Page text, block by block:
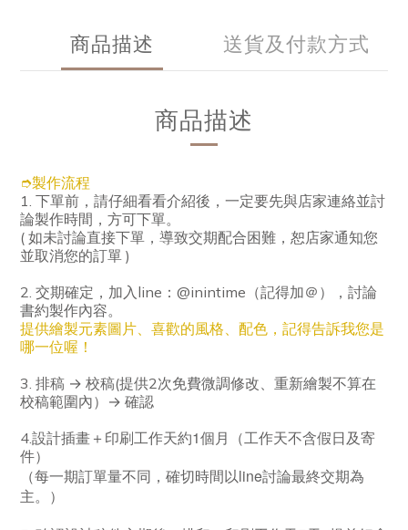
商品描述 送貨及付款方式
商品描述
➮製作流程
1. 下單前，請仔細看看介紹後，一定要先與店家連絡並討
論製作時間，方可下單。
( 如未討論直接下單，導致交期配合困難，恕店家通知您
並取消您的訂單 )
2. 交期確定，加入line：@inintime（記得加＠），討論
書約製作內容。
提供繪製元素圖片、喜歡的風格、配色，記得告訴我您是
哪一位喔！
3. 排稿 → 校稿(提供2次免費微調修改、 重新繪製不算在
校稿範圍內）→ 確認
4.設計插畫＋印刷工作天約1個月（工作天不含假日及寄
件）
（每一期訂單量不同，確切時間以line討論最終交期為
主。）